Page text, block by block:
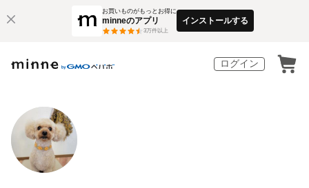
お買いものがもっとお得に
minneのアプリ
3万件以上
インストールする
ログイン